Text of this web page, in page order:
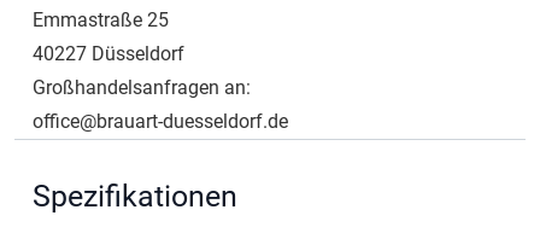
Emmastraße 25
40227 Düsseldorf
Großhandelsanfragen an:
office@brauart-duesseldorf.de
Spezifikationen